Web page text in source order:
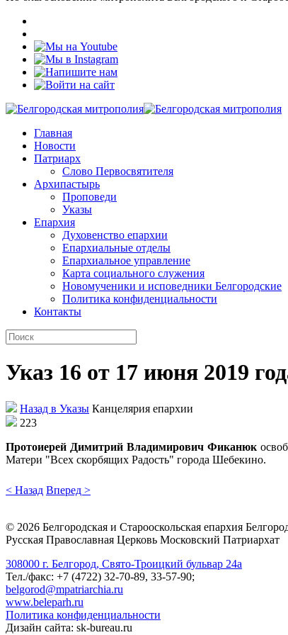
Главная
Новости
Патриарх
Слово Первосвятителя
Архипастырь
Проповеди
Указы
Епархия
Духовенство епархии
Епархиальные отделы
Епархиальное управление
Карта социального служения
Новомученики и исповедники Белгородские
Политика конфиденциальности
Контакты
Указ 16 от 17 июня 2019
Назад в Указы Канцелярия епархии
223
Протоиерей Димитрий Владимирович Фиканюк
Матери "Всех скорбящих Радость" города Шебекино.
< Назад Вперед >
© 2026 Белгородская и Старооскольская епархия
Русская Православная Церковь Московский Патриархат
308000 г. Белгород, Свято-Троицкий бульвар 24а
Тел./факс: +7 (4722) 32-70-89, 33-57-90;
belgorod@mpatriarchia.ru
www.beleparh.ru
Политика конфиденциальности
Дизайн сайта: sk-bureau.ru